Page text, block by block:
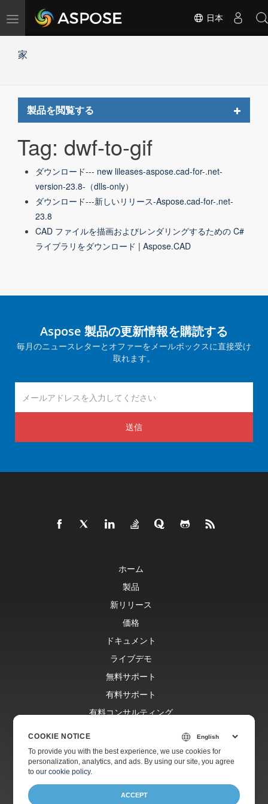
ナ
ー
替
日本
家
製品を閲覧する
Toggle
Tag: dwf-to-gif
ダウンロード--- new lileases-aspose.cad-for-.net-
version-23.8-（dlls-only）
ダウンロード---新しいリリース-Aspose.cad-for-.net-
23.8
CAD ファイルを描画およびレンダリングするための C#
ライブラリをダウンロード | Aspose.CAD
Aspose 製品の更新情報を購読する
毎月のニュースレターとオファーをメールボックスに直接受け
取れます。
送信
ホーム
製品
新リリース
価格
ドキュメント
ライブデモ
無料サポート
有料サポート
有料コンサルティング
ウェブサイト
会社情報
COOKIE NOTICE
To provide you with the best experience, we use cookies for
personalization, analytics, and ads. By using our site, you agree
toour cookie policy.
ACCEPT